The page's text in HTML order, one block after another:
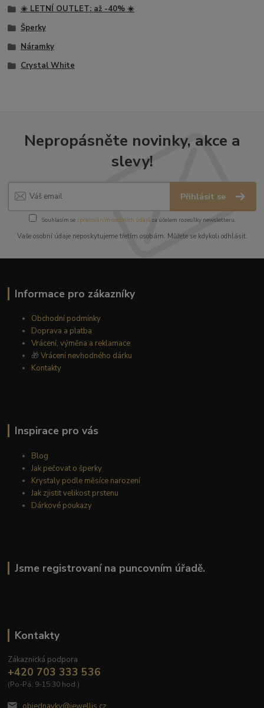
☀️ LETNÍ OUTLET: až -40% ☀️
Šperky
Náramky
Crystal White
Nepropásněte novinky, akce a
slevy!
Přihlásit se
Souhlasím se zpracováním osobních údajůza účelem rozesílky newsletteru.
Vaše osobní údaje neposkytujeme třetím osobám. Můžete se kdykoli odhlásit.
Informace pro zákazníky
Obchodní podmínky
Doprava a platba
Vrácení, výměna a reklamace
🎁Vrácení nevhodného dárku
Kontakty
Inspirace pro vás
Blog
Jak pečovat o šperky
Krystaly podle měsíce narození
Jak zjistit velikost prstenu
Dárkové poukazy
Jsme registrovaní na puncovním úřadě.
Kontakty
Zákaznická podpora
+420 703 333 536
(Po-Pá, 9-15:30 hod.)